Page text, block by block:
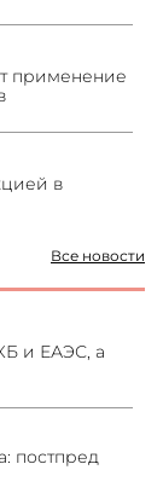
Все новости
и ЕАЭС, а
постпред
применение
в
главы